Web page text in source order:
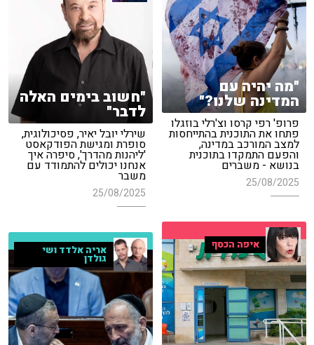
"מה יהיה עם
המדינה שלנו?"
פרופ' רפי קרסו וצ'רלי בוזגלו
פתחו את התוכנית בהתייחסות
למצב המורכב במדינה,
והפעם התמקדו בתוכנית
בנושא - משברים
25/08/2025
"חשוב בימים האלה
לדבר"
שירלי יובל יאיר, פסיכולוגית,
סופרת ומגישת הפודקאסט
'ליהנות מהדרך', סיפרה איך
אנחנו יכולים להתמודד עם
משבר
25/08/2025
איפה הכסף אריה אלדד ושי
גולדן